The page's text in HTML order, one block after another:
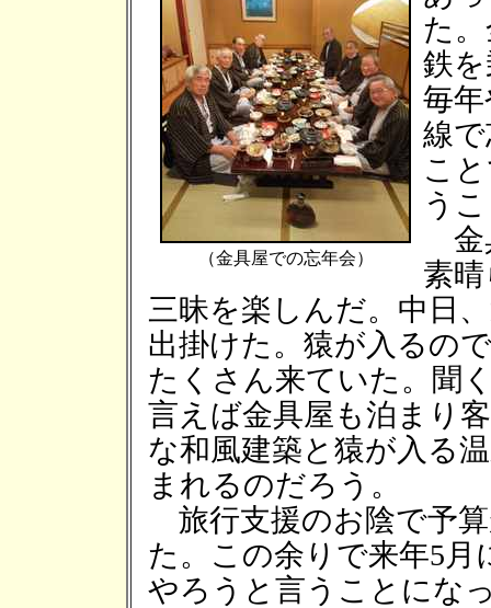
（金具屋での忘年会）
た
鉄
毎
線
こ
う
金
素
三昧を楽しんだ。中日
出掛けた。猿が入るの
たくさん来ていた。聞
言えば金具屋も泊まり
な和風建築と猿が入る
まれるのだろう。
旅行支援のお陰で予
た。この余りで来年5
やろうと言うことにな